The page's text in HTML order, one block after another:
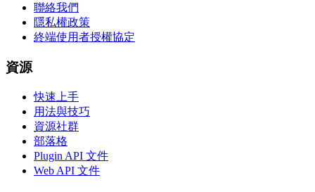
聯絡我們
隱私權政策
終端使用者授權協定
資源
快速上手
用法與技巧
資源社群
部落格
Plugin API 文件
Web API 文件